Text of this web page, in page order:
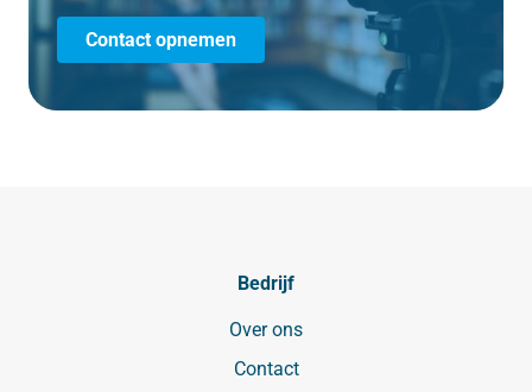
Contact opnemen
Bedrijf
Over ons
Contact